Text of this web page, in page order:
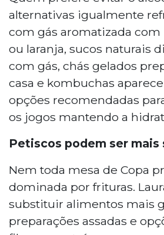
alternativas igualmente
com gás aromatizada com
ou laranja, sucos naturais
com gás, chás gelados
casa e kombuchas
opções recomendadas
os jogos mantendo a
Petiscos podem ser mais
Nem toda mesa de Copa
dominada por frituras.
substituir alimentos mais
preparações assadas e